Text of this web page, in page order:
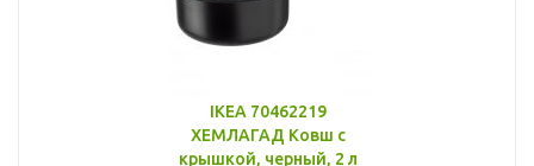
IKEA 70462219
ХЕМЛАГАД Ковш с
крышкой, черный, 2 л